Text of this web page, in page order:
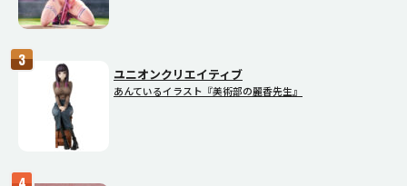
ユニオンクリエイティブ
あんているイラスト『美術部の麗香先生』